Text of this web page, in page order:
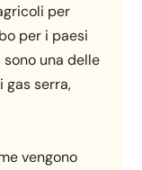
per
per i paesi
una delle
gas serra,
vengono